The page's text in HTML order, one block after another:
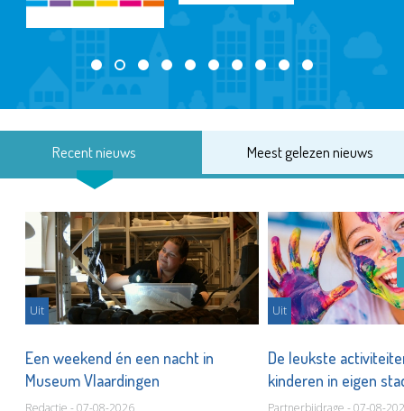
Recent nieuws Meest gelezen nieuws
Uit
Een weekend én een nacht in
Museum Vlaardingen
Uit
De leukste
kinderen in eigen